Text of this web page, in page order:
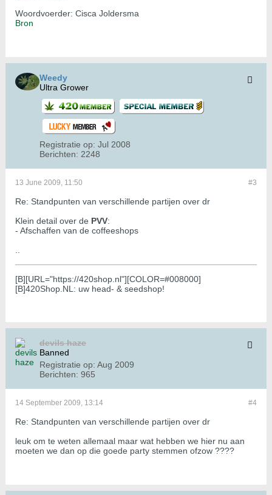
Woordvoerder: Cisca Joldersma
Bron
Weedy
Ultra Grower
Registratie op: Jul 2008
Berichten: 2248
#3
13 June 2009, 11:50
Re: Standpunten van verschillende partijen over dr
Klein detail over de PVV:
- Afschaffen van de coffeeshops
[B][URL="https://420shop.nl"][COLOR=#008000]
[B]420Shop.NL: uw head- & seedshop!
devils haze
Banned
Registratie op: Aug 2009
Berichten: 965
#4
14 September 2009, 13:14
Re: Standpunten van verschillende partijen over dr
leuk om te weten allemaal maar wat hebben we hier nu aan
moeten we dan op die goede party stemmen ofzow ????